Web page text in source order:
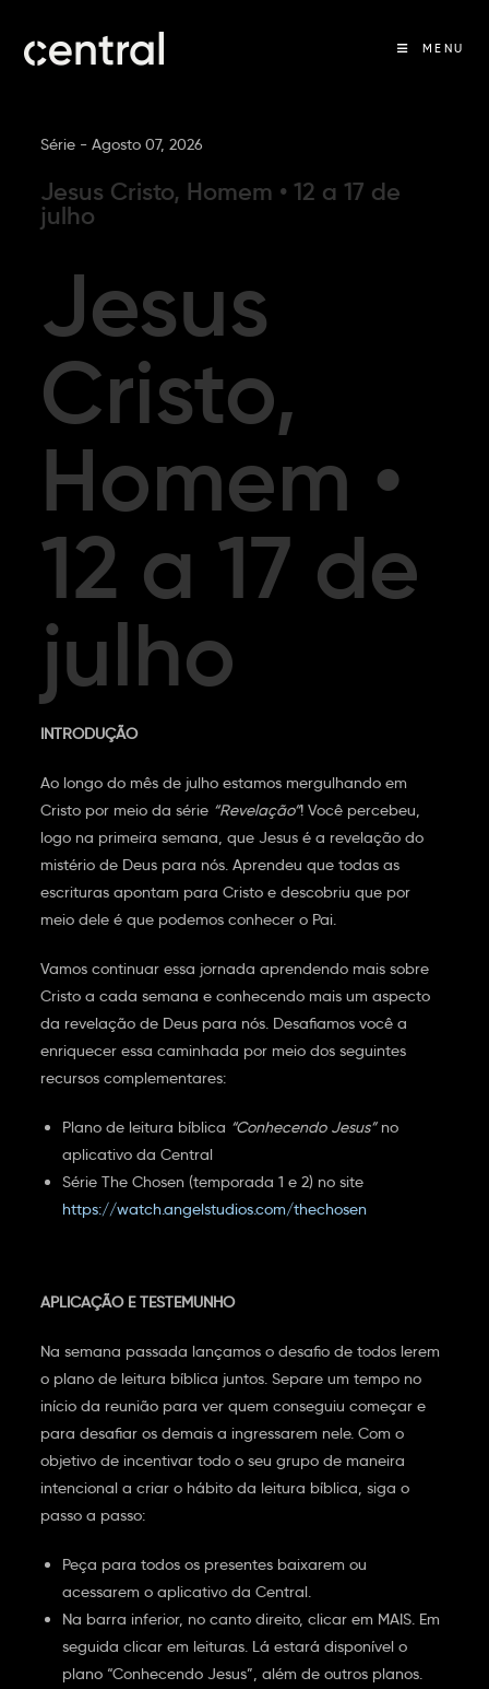
MENU
Série -Agosto 07, 2026
Jesus Cristo, Homem • 12 a 17 de
julho
Jesus
Cristo,
Homem •
12 a 17 de
julho
INTRODUÇÃO
Ao longo do mês de julho estamos mergulhando em
Cristo por meio da série “Revelação”! Você percebeu,
logo na primeira semana, que Jesus é a revelação do
mistério de Deus para nós. Aprendeu que todas as
escrituras apontam para Cristo e descobriu que por
meio dele é que podemos conhecer o Pai.
Vamos continuar essa jornada aprendendo mais sobre
Cristo a cada semana e conhecendo mais um aspecto
da revelação de Deus para nós. Desafiamos você a
enriquecer essa caminhada por meio dos seguintes
recursos complementares:
Plano de leitura bíblica “Conhecendo Jesus”no
aplicativo da Central
Série The Chosen (temporada 1 e 2) no site
https://watch.angelstudios.com/thechosen
APLICAÇÃO E TESTEMUNHO
Na semana passada lançamos o desafio de todos lerem
o plano de leitura bíblica juntos. Separe um tempo no
início da reunião para ver quem conseguiu começar e
para desafiar os demais a ingressarem nele. Com o
objetivo de incentivar todo o seu grupo de maneira
intencional a criar o hábito da leitura bíblica, siga o
passo a passo:
Peça para todos os presentes baixarem ou
acessarem o aplicativo da Central.
Na barra inferior, no canto direito, clicar em MAIS. Em
seguida clicar em leituras. Lá estará disponível o
plano “Conhecendo Jesus”, além de outros planos.